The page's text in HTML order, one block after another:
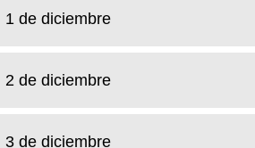
1 de diciembre
2 de diciembre
3 de diciembre